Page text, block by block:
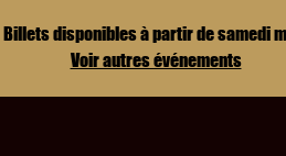
Billets disponibles à partir de samedi
Voir autres événements